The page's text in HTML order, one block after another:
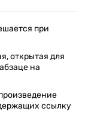
при
открытая для
на
ссылку